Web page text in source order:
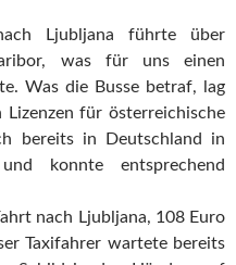
Ljubljana führte über
was für uns einen
Was die Busse betraf, lag
Lizenzen für österreichische
bereits in Deutschland in
konnte entsprechend
nach Ljubljana, 108 Euro
Taxifahrer wartete bereits